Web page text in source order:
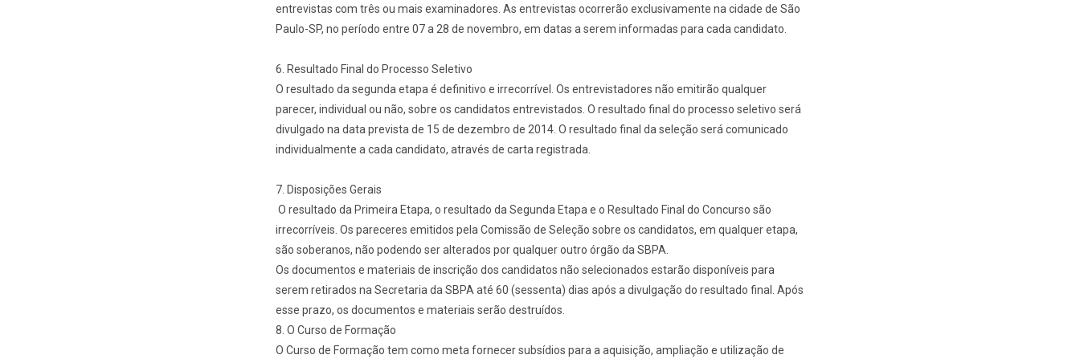
entrevistas com três ou mais examinadores. As entrevistas ocorrerão exclusivamente na cidade de São
Paulo-SP, no período entre 07 a 28 de novembro, em datas a serem informadas para cada candidato.
6. Resultado Final do Processo Seletivo
O resultado da segunda etapa é definitivo e irrecorrível. Os entrevistadores não emitirão qualquer
parecer, individual ou não, sobre os candidatos entrevistados. O resultado final do processo seletivo será
divulgado na data prevista de 15 de dezembro de 2014. O resultado final da seleção será comunicado
individualmente a cada candidato, através de carta registrada.
7. Disposições Gerais
O resultado da Primeira Etapa, o resultado da Segunda Etapa e o Resultado Final do Concurso são
irrecorríveis. Os pareceres emitidos pela Comissão de Seleção sobre os candidatos, em qualquer etapa,
são soberanos, não podendo ser alterados por qualquer outro órgão da SBPA.
Os documentos e materiais de inscrição dos candidatos não selecionados estarão disponíveis para
serem retirados na Secretaria da SBPA até 60 (sessenta) dias após a divulgação do resultado final. Após
esse prazo, os documentos e materiais serão destruídos.
8. O Curso de Formação
O Curso de Formação tem como meta fornecer subsídios para a aquisição, ampliação e utilização de